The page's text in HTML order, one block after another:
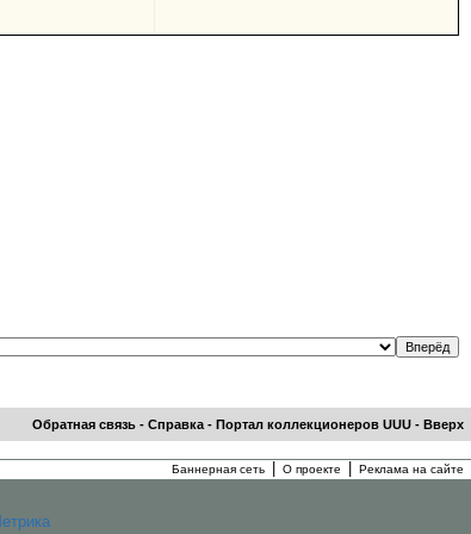
Обратная связь - Справка - Портал коллекционеров UUU - Вверх
Баннерная сеть О проекте Реклама на сайте